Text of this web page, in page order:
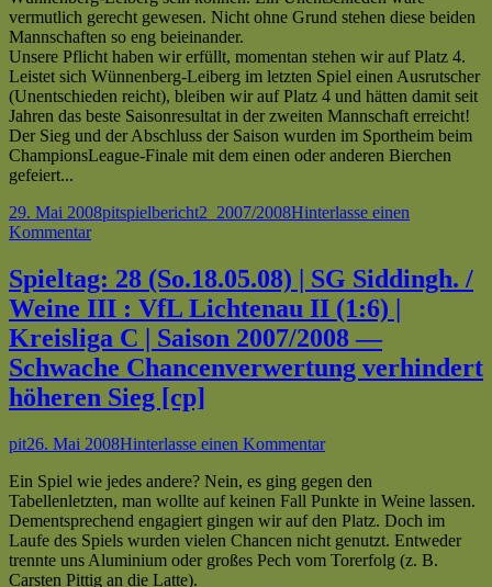
vermutlich gerecht gewesen. Nicht ohne Grund stehen diese beiden
Mannschaften so eng beieinander.
Unsere Pflicht haben wir erfüllt, momentan stehen wir auf Platz 4.
Leistet sich Wünnenberg-Leiberg im letzten Spiel einen Ausrutscher
(Unentschieden reicht), bleiben wir auf Platz 4 und hätten damit seit
Jahren das beste Saisonresultat in der zweiten Mannschaft erreicht!
Der Sieg und der Abschluss der Saison wurden im Sportheim beim
ChampionsLeague-Finale mit dem einen oder anderen Bierchen
gefeiert...
Veröffentlicht
am
29. Mai 2008Autor
pitKategorien
spielberichtSchlagwörter
2_2007/2008Hinterlasse einen
Kommentarzu
29
(Mi.21.05.08)
VfL
Lichtenau
II
FSV
Wünnenberg-
III
(4:2)
|
Kreisliga
C
Spieltag: 28 (So.18.05.08) | SG Siddingh. /
Weine III : VfL Lichtenau II (1:6) |
Kreisliga C | Saison 2007/2008 —
Schwache Chancenverwertung verhindert
höheren Sieg [cp]
Autor
pitVeröffentlicht
26. Mai 2008Hinterlasse einen Kommentarzu
28
(So.18.05.08)
|
SG
Siddingh.
Ein Spiel wie jedes andere? Nein, es ging gegen den
Tabellenletzten, man wollte auf keinen Fall Punkte in Weine lassen.
Dementsprechend engagiert gingen wir auf den Platz. Doch im
Laufe des Spiels wurden vielen Chancen nicht genutzt. Entweder
trennte uns Aluminium oder großes Pech vom Torerfolg (z. B.
Carsten Pittig an die Latte).